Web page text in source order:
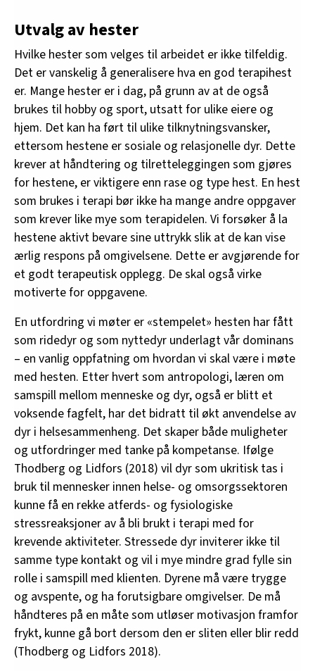
Utvalg av hester
Hvilke hester som velges til arbeidet er ikke tilfeldig.
Det er vanskelig å generalisere hva en god terapihest
er. Mange hester er i dag, på grunn av at de også
brukes til hobby og sport, utsatt for ulike eiere og
hjem. Det kan ha ført til ulike tilknytningsvansker,
ettersom hestene er sosiale og relasjonelle dyr. Dette
krever at håndtering og tilretteleggingen som gjøres
for hestene, er viktigere enn rase og type hest. En hest
som brukes i terapi bør ikke ha mange andre oppgaver
som krever like mye som terapidelen. Vi forsøker å la
hestene aktivt bevare sine uttrykk slik at de kan vise
ærlig respons på omgivelsene. Dette er avgjørende for
et godt terapeutisk opplegg. De skal også virke
motiverte for oppgavene.
En utfordring vi møter er «stempelet» hesten har fått
som ridedyr og som nyttedyr underlagt vår dominans
– en vanlig oppfatning om hvordan vi skal være i møte
med hesten. Etter hvert som antropologi, læren om
samspill mellom menneske og dyr, også er blitt et
voksende fagfelt, har det bidratt til økt anvendelse av
dyr i helsesammenheng. Det skaper både muligheter
og utfordringer med tanke på kompetanse. Ifølge
Thodberg og Lidfors (2018) vil dyr som ukritisk tas i
bruk til mennesker innen helse- og omsorgssektoren
kunne få en rekke atferds- og fysiologiske
stressreaksjoner av å bli brukt i terapi med for
krevende aktiviteter. Stressede dyr inviterer ikke til
samme type kontakt og vil i mye mindre grad fylle sin
rolle i samspill med klienten. Dyrene må være trygge
og avspente, og ha forutsigbare omgivelser. De må
håndteres på en måte som utløser motivasjon framfor
frykt, kunne gå bort dersom den er sliten eller blir redd
(Thodberg og Lidfors 2018).